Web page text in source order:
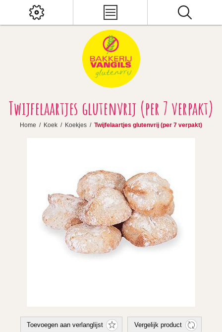
Twijfelaartjes glutenvrij (per 7 verpakt)
Home / Koek / Koekjes / Twijfelaartjes glutenvrij (per 7 verpakt)